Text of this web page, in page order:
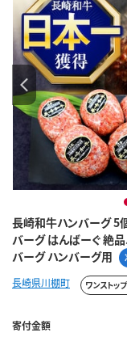
長崎和牛ハンバーグ 5
バーグ はんばーぐ 絶
バーグ ハンバーグ用
長崎県川棚町 ワンストッ
寄付金額